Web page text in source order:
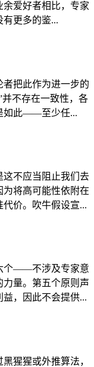
爱好者相比，专家
更多的鉴...
把此作为进一步的
不存在一致性，各
如此——至少任...
这不应当阻止我们去
将高可能性依附在
价。吹牛假设宣...
个——不涉及专家意
力量。第五个原则声
，因此不会提供...
猩猩或外推算法，